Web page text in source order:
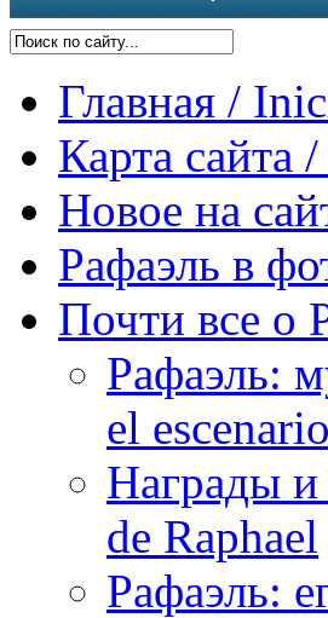
Главная /
Карта сайта
Новое на
Рафаэль в
Почти все о
Рафаэль:
el
Награды и
de Raphael
Рафаэль: